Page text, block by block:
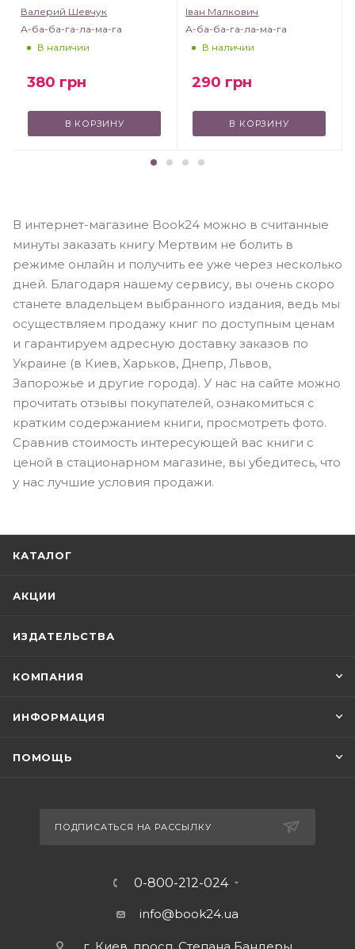
Валерий Шевчук
А-ба-ба-га-ла-ма-га
В наличии
380 грн
В КОРЗИНУ
Іван Малкович
А-ба-ба-га-ла-ма-га
В наличии
290 грн
В КОРЗИНУ
В интернет-магазине Book24 можно в считанные
минуты заказать книгу Мертвим не болить в
режиме онлайн и получить ее уже через несколько
дней. Благодаря нашему сервису, вы очень скоро
станете владельцем выбранного издания, ведь мы
осуществляем продажу книг по доступным ценам
и гарантируем адресную доставку заказов по
Украине (в Киев, Харьков, Днепр, Львов,
Запорожье и другие города). У нас на сайте можно
прочитать отзывы покупателей, ознакомиться с
кратким содержанием книги, просмотреть фото.
Сравнив стоимость интересующей вас книги с
ценой в стационарном магазине, вы убедитесь, что
у нас лучшие условия продажи.
КАТАЛОГ
АКЦИИ
ИЗДАТЕЛЬСТВА
КОМПАНИЯ
ИНФОРМАЦИЯ
ПОМОЩЬ
ПОДПИСАТЬСЯ НА РАССЫЛКУ
0-800-212-024
info@book24.ua